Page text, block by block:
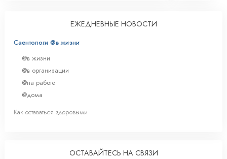
ЕЖЕДНЕВНЫЕ НОВОСТИ
Саентологи @в жизни
@в жизни
@в организации
@на работе
@дома
Как оставаться здоровыми
ОСТАВАЙТЕСЬ НА СВЯЗИ